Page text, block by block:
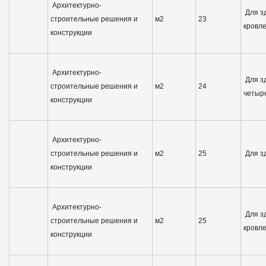
Архитектурно-
строительные решения и
конструкции
м2 23
Для
Архитектурно-
строительные решения и
конструкции
м2 24
Для
Архитектурно-
строительные решения и
конструкции
м2 25 Для
Архитектурно-
строительные решения и
конструкции
м2 25
Для